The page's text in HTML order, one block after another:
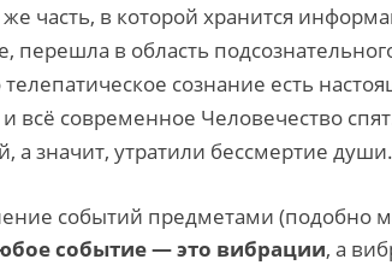
часть, в которой хранится
в область
сознание есть
всё современное Человечество
значит, утратили бессмертие души.
событий предметами (подобно
событие — это вибрации, а